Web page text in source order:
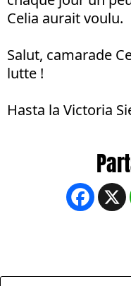
Celia aurait voulu.
Salut, camarade
lutte !
Hasta la Victoria